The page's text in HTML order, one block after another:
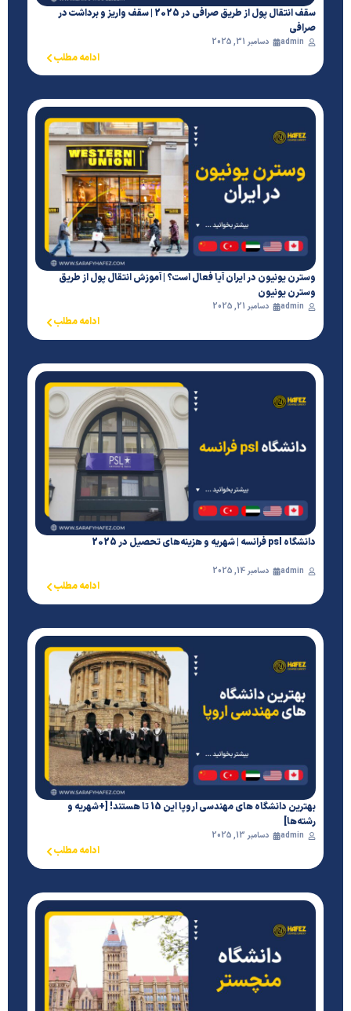
سقف انتقال پول از طریق صرافی در 2025 | سقف واریز و برداشت در
admin دسامبر 31, 2025
ادامه مطلب
وسترن یونیون در ایران آیا فعال است؟ | آموزش انتقال پول از طريق
وسترن يونيون
admin دسامبر 21, 2025
ادامه مطلب
دانشگاه psl فرانسه | شهریه و هزینه‌های تحصیل در 2025
admin دسامبر 14, 2025
ادامه مطلب
بهترین دانشگاه های مهندسی اروپا این 15 تا هستند! [+شهریه و
رشته‌ها]
admin دسامبر 13, 2025
ادامه مطلب